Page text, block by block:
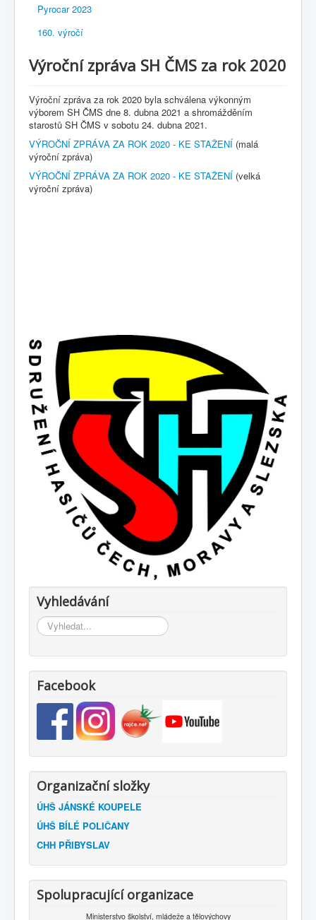
Pyrocar 2023
160. výročí
Výroční zpráva SH ČMS za rok 2020
Výroční zpráva za rok 2020 byla schválena výkonným
výborem SH ČMS dne 8. dubna 2021 a shromážděním
starostů SH ČMS v sobotu 24. dubna 2021.
VÝROČNÍ ZPRÁVA ZA ROK 2020 - KE STAŽENÍ(malá
výroční zpráva)
VÝROČNÍ ZPRÁVA ZA ROK 2020 - KE STAŽENÍ(velká
výroční zpráva)
Vyhledávání
Vyhledávání...
Facebook
Organizační složky
ÚHŠ JÁNSKÉ KOUPELE
ÚHŠ BÍLÉ POLIČANY
CHH PŘIBYSLAV
Spolupracující organizace
Ministerstvo školství, mládeže a tělovýchovy